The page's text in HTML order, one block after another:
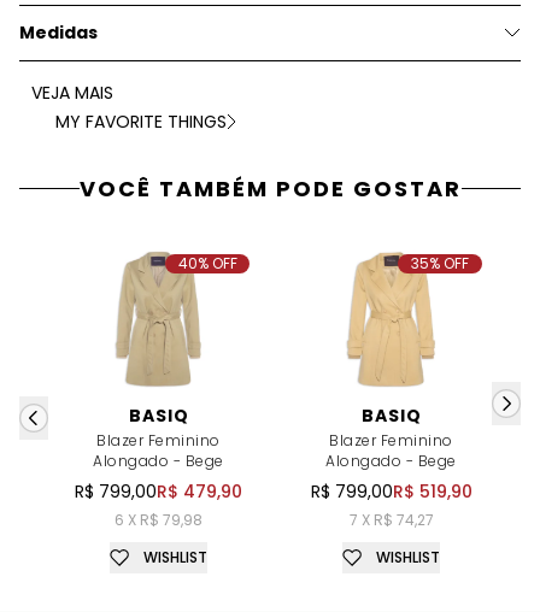
Medidas
VEJA MAIS
MY FAVORITE THINGS
VOCÊ TAMBÉM PODE GOSTAR
BASIQ
Blazer Feminino
Alongado - Bege
R$ 799,00R$ 479,90
6 X R$ 79,98
40% OFF
WISHLIST
BASIQ
Blazer Feminino
Alongado - Bege
R$ 799,00R$ 519,90
7 X R$ 74,27
35% OFF
WISHLIST